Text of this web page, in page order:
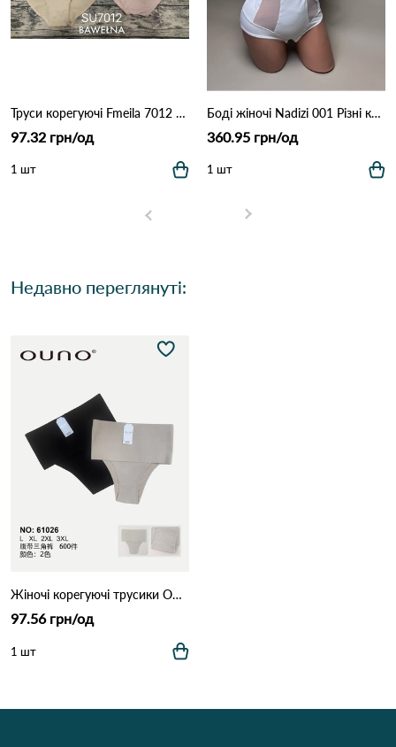
Труси корегуючі Fmeila 7012 10а Різні кольори
97.32 грн/од
1 шт
Боді жіночі Nadizi 001 Різні кольори
360.95 грн/од
1 шт
Недавно переглянуті:
Жіночі корегуючі трусики OUNO 61026 13с Різні кольори
97.56 грн/од
1 шт